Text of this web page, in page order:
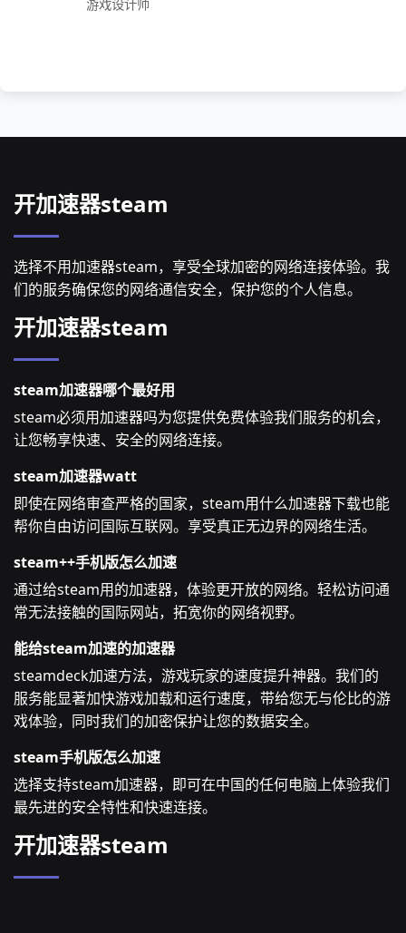
游戏设计师
开加速器steam
选择不用加速器steam，享受全球加密的网络连接体验。我
们的服务确保您的网络通信安全，保护您的个人信息。
开加速器steam
steam加速器哪个最好用
steam必须用加速器吗为您提供免费体验我们服务的机会，
让您畅享快速、安全的网络连接。
steam加速器watt
即使在网络审查严格的国家，steam用什么加速器下载也能
帮你自由访问国际互联网。享受真正无边界的网络生活。
steam++手机版怎么加速
通过给steam用的加速器，体验更开放的网络。轻松访问通
常无法接触的国际网站，拓宽你的网络视野。
能给steam加速的加速器
steamdeck加速方法，游戏玩家的速度提升神器。我们的
服务能显著加快游戏加载和运行速度，带给您无与伦比的游
戏体验，同时我们的加密保护让您的数据安全。
steam手机版怎么加速
选择支持steam加速器，即可在中国的任何电脑上体验我们
最先进的安全特性和快速连接。
开加速器steam